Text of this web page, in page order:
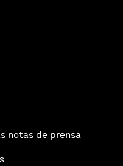
notas de prensa